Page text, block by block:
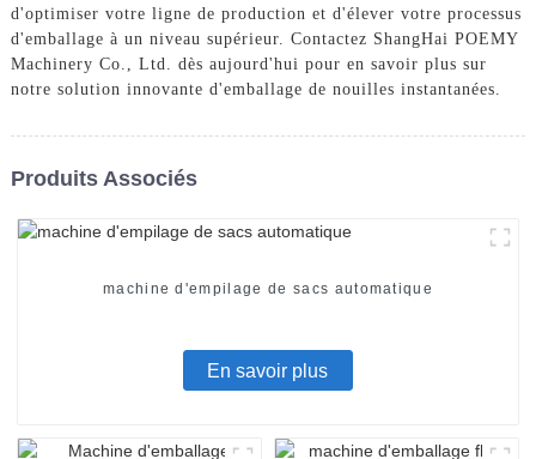
d'optimiser votre ligne de production et d'élever votre processus
d'emballage à un niveau supérieur. Contactez ShangHai POEMY
Machinery Co., Ltd. dès aujourd'hui pour en savoir plus sur
notre solution innovante d'emballage de nouilles instantanées.
Produits Associés
machine d'empilage de sacs automatique
En savoir plus